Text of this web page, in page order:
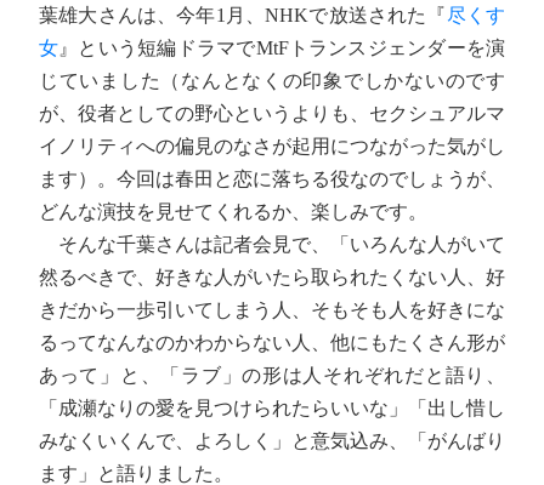
葉雄大さんは、今年1月、NHKで放送された『尽くす
女 』という短編ドラマでMtFトランスジェンダーを演
じていました（なんとなくの印象でしかないのです
が、役者としての野心というよりも、セクシュアルマ
イノリティへの偏見のなさが起用につながった気がし
ます）。今回は春田と恋に落ちる役なのでしょうが、
どんな演技を見せてくれるか、楽しみです。
そんな千葉さんは記者会見で、「いろんな人がいて
然るべきで、好きな人がいたら取られたくない人、好
きだから一歩引いてしまう人、そもそも人を好きにな
るってなんなのかわからない人、他にもたくさん形が
あって」と、「ラブ」の形は人それぞれだと語り、
「成瀬なりの愛を見つけられたらいいな」「出し惜し
みなくいくんで、よろしく」と意気込み、「がんばり
ます」と語りました。